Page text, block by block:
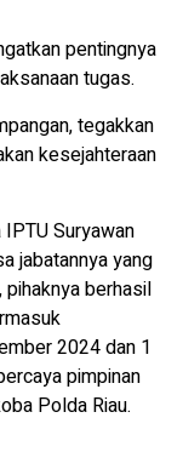
pentingnya
tugas.
tegakkan
kesejahteraan
Suryawan
jabatannya yang
berhasil
2024 dan 1
pimpinan
Polda Riau.